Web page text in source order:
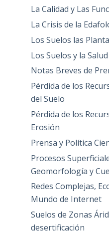
La Calidad y Las
La Crisis de la
Los Suelos las
Los Suelos y la Salud
Notas Breves de
Pérdida de los
del Suelo
Pérdida de los
Erosión
Prensa y Política
Procesos
Geomorfología y
Redes Complejas,
Mundo de Internet
Suelos de Zonas
desertificación